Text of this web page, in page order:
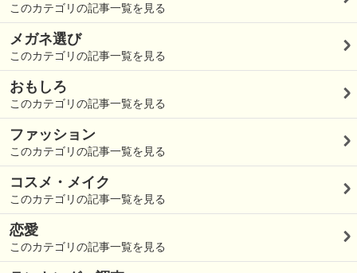
このカテゴリの記事一覧を見る
メガネ選び
このカテゴリの記事一覧を見る
おもしろ
このカテゴリの記事一覧を見る
ファッション
このカテゴリの記事一覧を見る
コスメ・メイク
このカテゴリの記事一覧を見る
恋愛
このカテゴリの記事一覧を見る